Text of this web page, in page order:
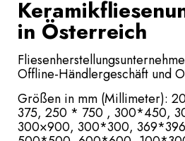
in Österreich
Offline-Händlergeschäft und
Größen in mm (Millimeter):
375, 250 * 750 , 300*450,
300×900, 300*300,